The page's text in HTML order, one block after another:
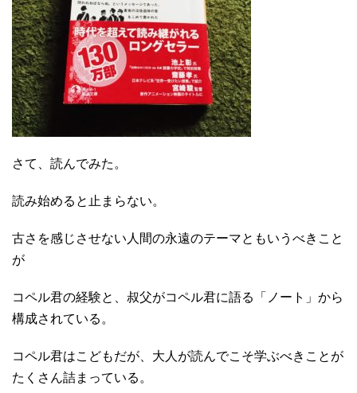
さて、読んでみた。
読み始めると止まらない。
古さを感じさせない人間の永遠のテーマともいうべきこと
が
コペル君の経験と、叔父がコペル君に語る「ノート」から
構成されている。
コペル君はこどもだが、大人が読んでこそ学ぶべきことが
たくさん詰まっている。